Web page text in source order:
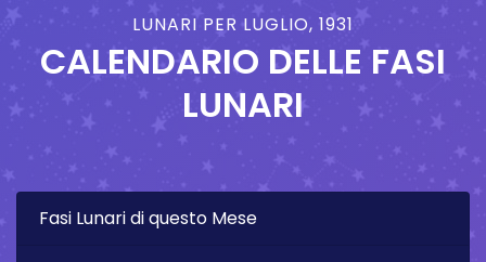
LUNARI PER LUGLIO, 1931
CALENDARIO DELLE FASI
LUNARI
Fasi Lunari di questo Mese